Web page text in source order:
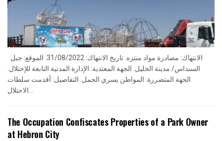
السنداس/ مدينة الخليل. الجهة المعتدية: الإدارة المدنية التابعة للإحتلال.
الجهة المتضررة: المواطن يسري الجمل. التفاصيل: أقدمت سلطات
The Occupation Confiscates Properties of a Park Owner
at Hebron City